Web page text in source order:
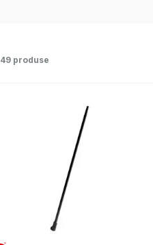
49 produse